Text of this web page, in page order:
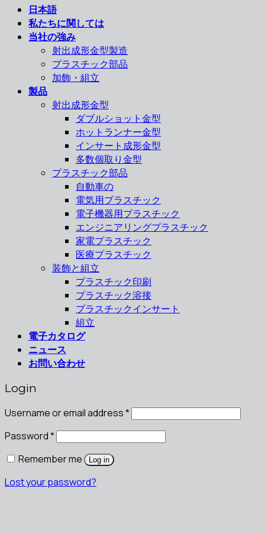
日本語
私たちに関しては
当社の強み
射出成形金型製造
プラスチック部品
加飾・組立
製品
射出成形金型
ダブルショット金型
ホットランナー金型
インサート成形金型
多数個取り金型
プラスチック部品
自動車の
電気用プラスチック
電子機器用プラスチック
エンジニアリングプラスチック
家電プラスチック
医療プラスチック
装飾と組立
プラスチック印刷
プラスチック溶接
プラスチックインサート
組立
電子カタログ
ニュース
お問い合わせ
Login
Username or email address*
Password*
Remember me
Log in
Lost your password?